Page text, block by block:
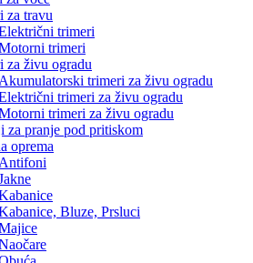
za travu
trimeri
trimeri
za živu ogradu
Akumulatorski trimeri za živu ogradu
trimeri za živu ogradu
trimeri za živu ogradu
za pranje pod pritiskom
oprema
Antifoni
Bluze, Prsluci